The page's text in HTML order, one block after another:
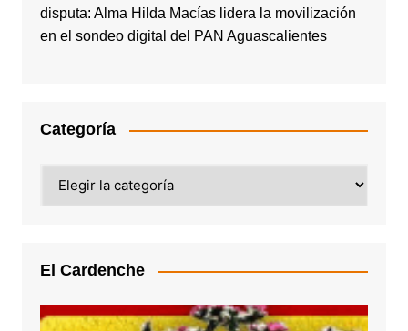
disputa: Alma Hilda Macías lidera la movilización
en el sondeo digital del PAN Aguascalientes
Categoría
El Cardenche